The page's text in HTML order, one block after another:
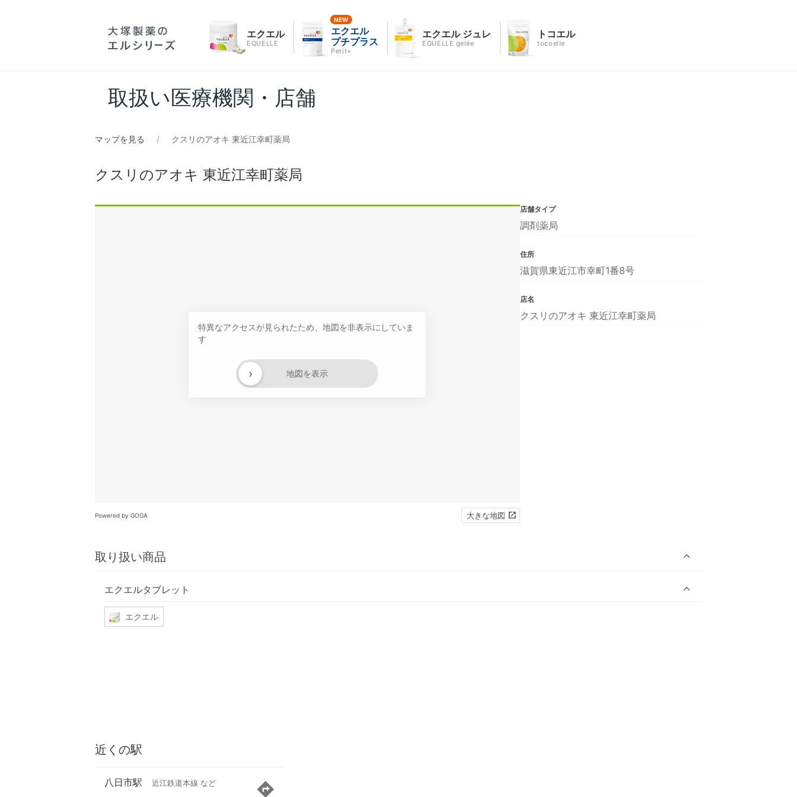
エクエル
EQUELLE
エクエル
プチプラス
Petit+
エクエル ジュレ
EQUELLE gelée
トコエル
tocoelle
取扱い医療機関・店舗
マップを見る クスリのアオキ 東近江幸町薬局
クスリのアオキ 東近江幸町薬局
特異なアクセスが見られたため、地図を非表示にしていま
す
地図を表示
›
Powered by GOGA 大きな地図
取り扱い商品
エクエルタブレット
エクエル
店舗タイプ
調剤薬局
住所
滋賀県東近江市幸町1番8号
店名
クスリのアオキ 東近江幸町薬局
近くの駅
八日市駅 近江鉄道本線 など